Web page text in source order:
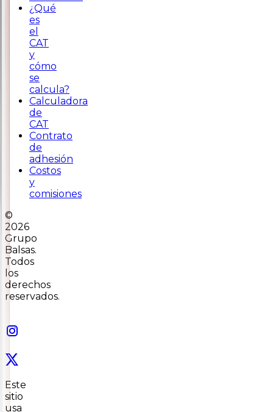
¿Qué
es
el
CAT
y
cómo
se
calcula?
Calculadora
de
CAT
Contrato
de
adhesión
Costos
y
comisiones
©
2026
Grupo
Balsas.
Todos
los
derechos
reservados.
Este
sitio
usa